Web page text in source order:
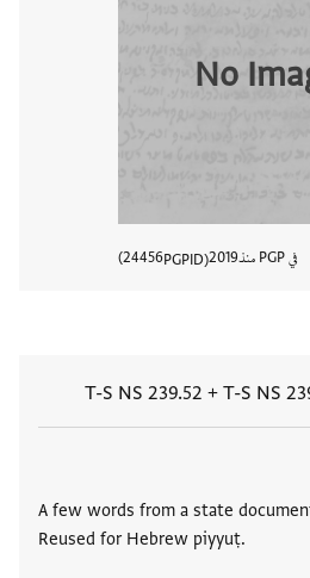
No
في PGP منذ 2019
PGPID
24456
T-S NS
+
T-S NS 239.52
A few words from a state
Reused for Hebrew piyyuṭ.